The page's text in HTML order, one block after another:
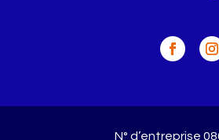
N° d’entreprise